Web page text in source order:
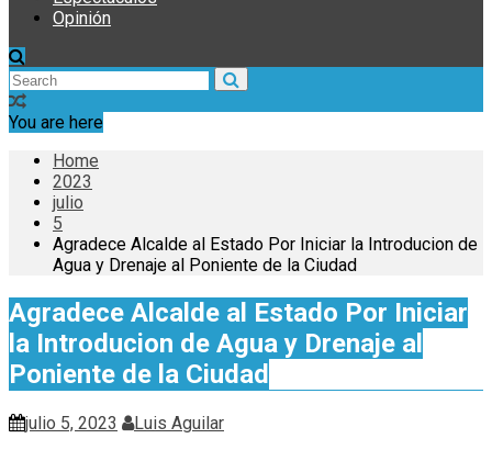
Opinión
You are here
Home
2023
julio
5
Agradece Alcalde al Estado Por Iniciar la Introducion de
Agua y Drenaje al Poniente de la Ciudad
Agradece Alcalde al Estado Por Iniciar
la Introducion de Agua y Drenaje al
Poniente de la Ciudad
julio 5, 2023 Luis Aguilar